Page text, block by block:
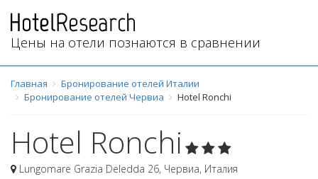
Цены на отели познаются в сравнении
Главная
Бронирование отелей Италии
Бронирование отелей Червиа
Hotel Ronchi
Hotel Ronchi
Lungomare Grazia Deledda 26, Червиа, Италия